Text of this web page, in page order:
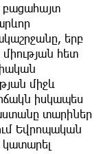
բացահայտ
երբ
հետ
միջև
իսկապես
տարիներ
Եվրոպական